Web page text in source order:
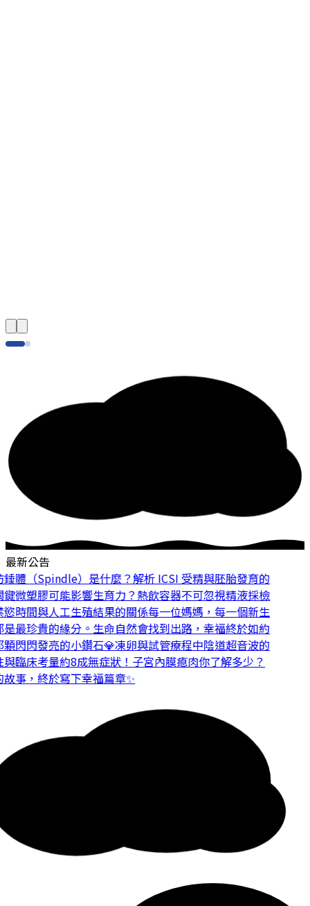
最新公告
體（Spindle）是什麼？解析 ICSI 受精與胚胎發育的
微塑膠可能影響生育力？熱飲容器不可忽視精液採檢
時間與人工生殖結果的關係每一位媽媽，每一個新生
最珍貴的緣分。 生命自然會找到出路，幸福終於如約
閃閃發亮的小鑽石💎凍卵與試管療程中陰道超音波的
臨床考量約8成無症狀！子宮內膜瘜肉你了解多少？
事，終於寫下幸福篇章✨